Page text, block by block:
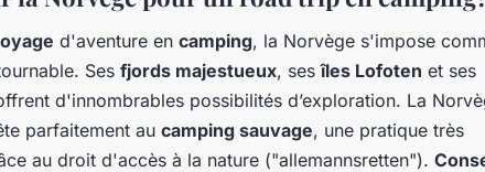
d'aventure en camping, la Norvège s'impose
Ses fjords majestueux, sesîles Lofoten et ses
d'innombrables possibilités d’exploration. La
parfaitement au camping sauvage, une pratique très
au droit d'accès à la nature ("allemannsretten").